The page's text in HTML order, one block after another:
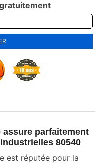
assure parfaitement
80540
est réputée pour la